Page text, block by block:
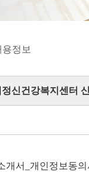
용정보
신건강복지센터
개서_개인정보동의